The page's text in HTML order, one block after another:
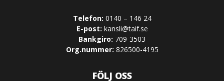
Telefon: 0140 – 146 24
E-post: kansli@taif.se
Bankgiro: 709-3503
Org.nummer: 826500-4195
FÖLJ OSS